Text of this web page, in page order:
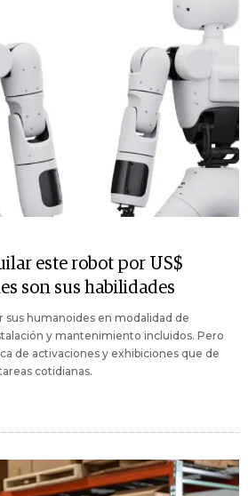
este robot por US$
son sus habilidades
humanoides en modalidad de
y mantenimiento incluidos. Pero
de activaciones y exhibiciones que de
cotidianas.